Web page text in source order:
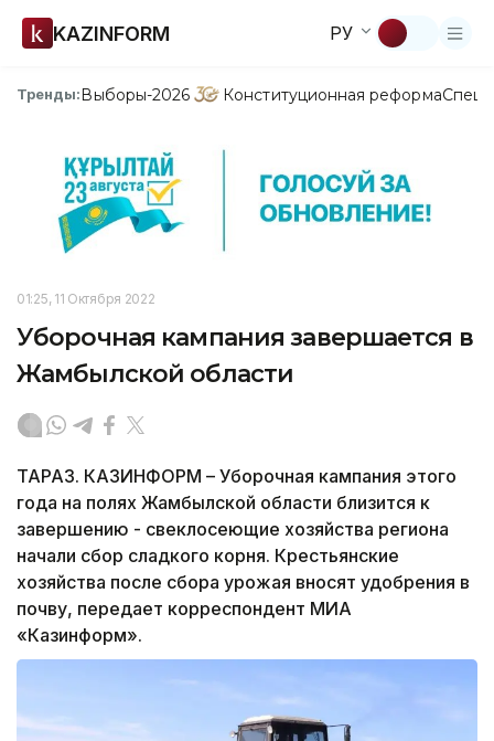
KAZINFORM РУ
Тренды:Выборы-2026 Конституционная реформа
01:25, 11 Октября 2022
Уборочная кампания завершается в
Жамбылской области
ТАРАЗ. КАЗИНФОРМ – Уборочная кампания этого
года на полях Жамбылской области близится к
завершению - свеклосеющие хозяйства региона
начали сбор сладкого корня. Крестьянские
хозяйства после сбора урожая вносят удобрения в
почву, передает корреспондент МИА
«Казинформ».